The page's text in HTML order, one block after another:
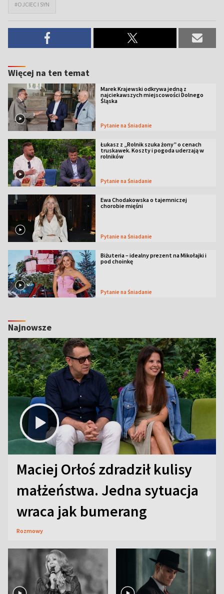
#OJCIEC I SYN
Więcej na ten temat
Marek Krajewski odkrywa jedną z
najciekawszych miejscowości Dolnego
Śląska
Pytanie na Śniadanie
Łukasz z „Rolnik szuka żony” o cenach
truskawek. Koszty i pogoda uderzają w
rolników
Pytanie na Śniadanie
Ewa Chodakowska o tajemniczej
chorobie mięśni
Pytanie na Śniadanie
Biżuteria – idealny prezent na Mikołajki i
pod choinkę
Pytanie na Śniadanie
Najnowsze
Maciej Orłoś zdradził kulisy
małżeństwa. Jedna sytuacja
wraca jak bumerang
Rozmowy